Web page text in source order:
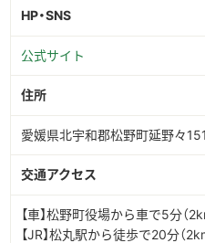
HP・SNS
公式サイト
住所
愛媛県北宇和郡松野町延野々
交通アクセス
【車】松野町役場から車で5分（
【JR】松丸駅から徒歩で20分（